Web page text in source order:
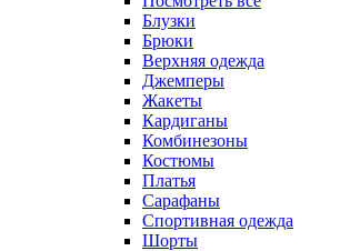
Блузки
Брюки
Верхняя одежда
Джемперы
Жакеты
Кардиганы
Комбинезоны
Костюмы
Платья
Сарафаны
Спортивная одежда
Шорты